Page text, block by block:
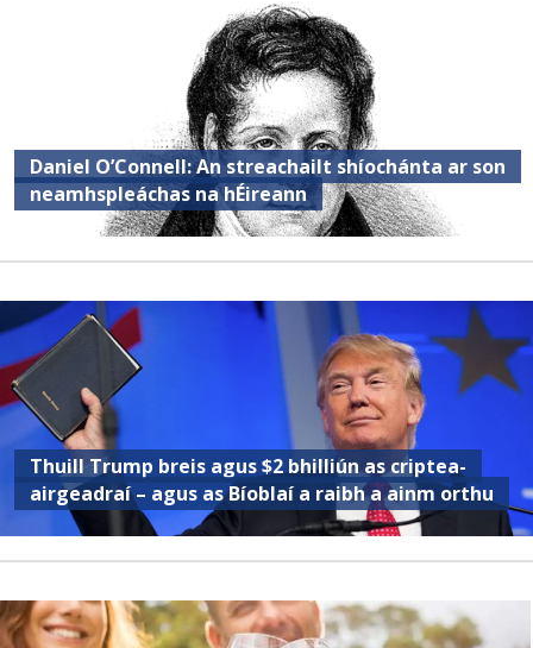
Daniel O’Connell: An streachailt shíochánta ar son
neamhspleáchas na hÉireann
Thuill Trump breis agus $2 bhilliún as criptea-
airgeadraí – agus as Bíoblaí a raibh a ainm orthu